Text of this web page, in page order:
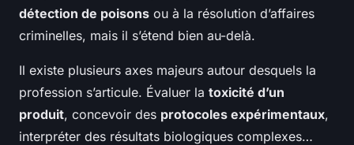
détection de poisons ou à la résolution d’affaires
criminelles, mais il s’étend bien au-delà.
Il existe plusieurs axes majeurs autour desquels la
profession s’articule. Évaluer la toxicité d’un
produit, concevoir des protocoles expérimentaux,
interpréter des résultats biologiques complexes…